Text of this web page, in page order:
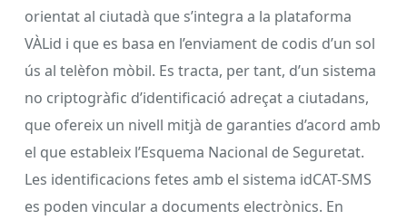
orientat al ciutadà que s’integra a la plataforma
VÀLid i que es basa en l’enviament de codis d’un sol
ús al telèfon mòbil. Es tracta, per tant, d’un sistema
no criptogràfic d’identificació adreçat a ciutadans,
que ofereix un nivell mitjà de garanties d’acord amb
el que estableix l’Esquema Nacional de Seguretat.
Les identificacions fetes amb el sistema idCAT-SMS
es poden vincular a documents electrònics. En